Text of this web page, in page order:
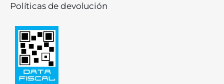
Políticas de devolución